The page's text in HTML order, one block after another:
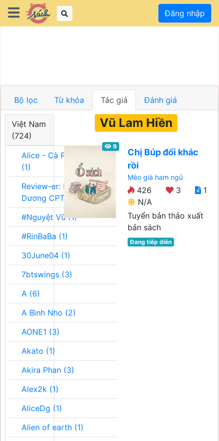
Đăng nhập
Bộ lọc Từ khóa Tác giả Đánh giá
Việt Nam
(724)
Alice - Cà Phê Team
(1)
Review-er: Dương
Dương CPT (1)
#Nguyệt Vũ (1)
#RinBaBa (1)
30June04 (1)
7btswings (3)
A (6)
A Bình Nho (2)
AONE1 (3)
Akato (1)
Akira Phan (3)
Alex2k (1)
AliceDg (1)
Alien of earth (1)
Vũ Lam Hiền
9
Chị Búp đổi khác
rồi
Mèo già ham ngủ
426 3
1
N/A
Tuyển bản thảo xuất
bản sách
Đang tiếp diễn